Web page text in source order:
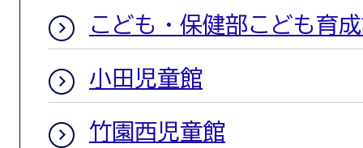
こども・保健部こども育
小田児童館
竹園西児童館